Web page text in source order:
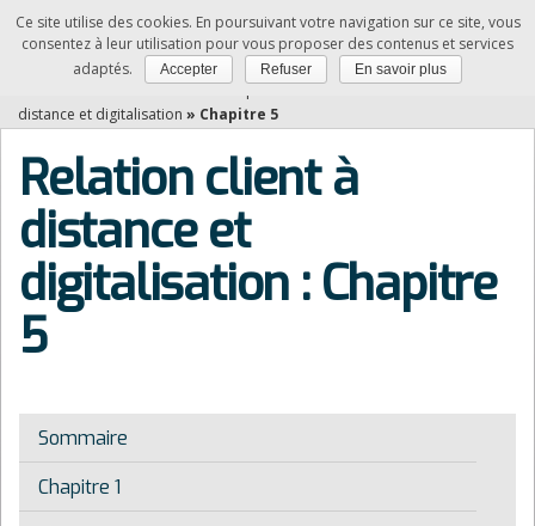
NDRC
Accueil»Matières professionnelles»Relation client à
distance et digitalisation » Chapitre 5
Relation client à
distance et
digitalisation : Chapitre
5
Sommaire
Chapitre 1
Ce site utilise des cookies. En poursuivant votre navigation sur ce site, vous
consentez à leur utilisation pour vous proposer des contenus et services
adaptés.
Accepter Refuser En savoir plus